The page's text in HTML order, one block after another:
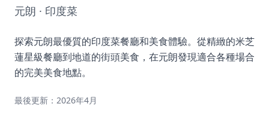
博客文章
約會好去處
美食佳餚
元朗 · 印度菜
探索元朗最優質的印度菜餐廳和美食體驗。從精緻的米芝
蓮星級餐廳到地道的街頭美食，在元朗發現適合各種場合
的完美美食地點。
最後更新：2026年4月